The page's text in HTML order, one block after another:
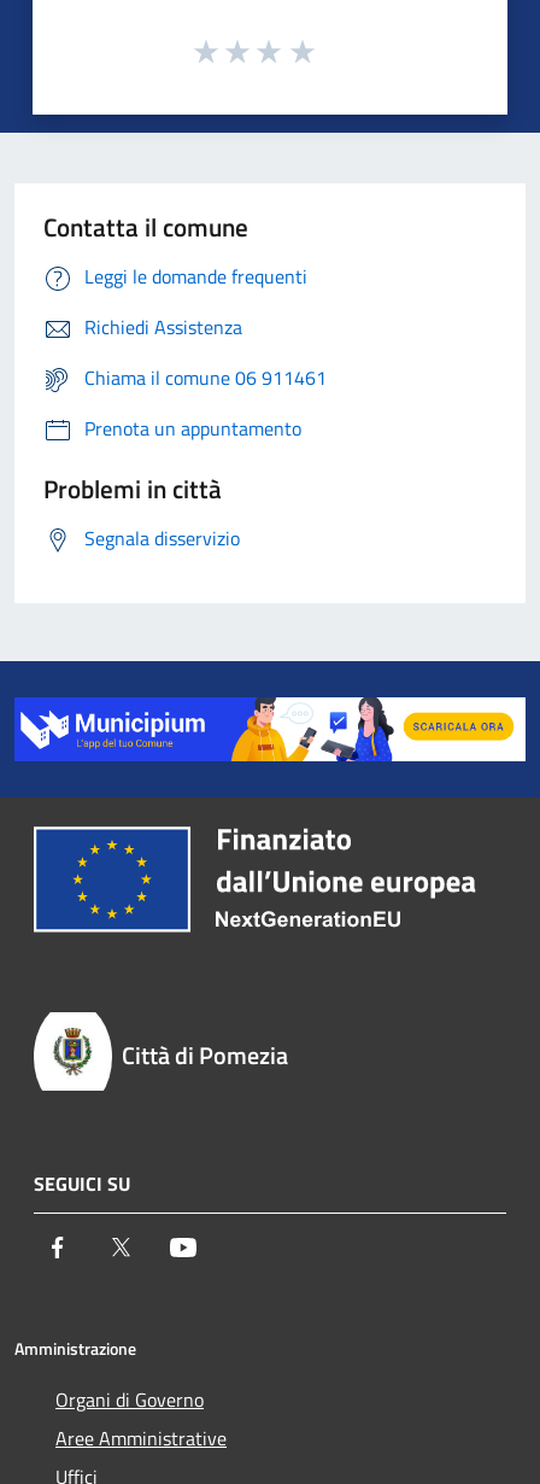
Contatta il comune
Leggi le domande frequenti
Richiedi Assistenza
Chiama il comune 06 911461
Prenota un appuntamento
Problemi in città
Segnala disservizio
Città di Pomezia
SEGUICI SU
Facebook Twitter
Amministrazione
Organi di Governo
Aree Amministrative
Uffici